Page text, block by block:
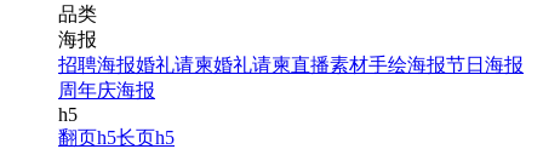
品类
海报
招聘海报婚礼请柬婚礼请柬直播素材手绘海报节日海报
周年庆海报
h5
翻页h5长页h5